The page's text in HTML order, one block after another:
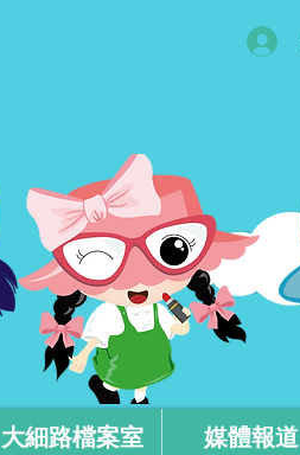
大細路檔案室 媒體報道